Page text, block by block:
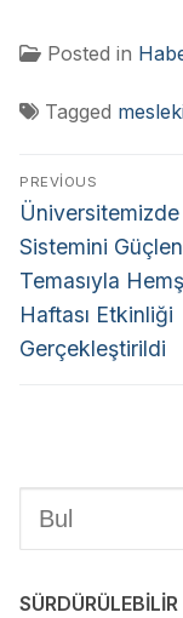
Posted in
Tagged
PREVIOUS
Üniversitemizde
Sistemini
Temasıyla
Haftası Etkinliği
Gerçekleştirildi